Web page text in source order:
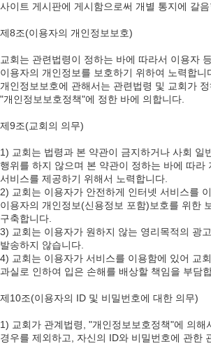
사이트 게시판에 게시함으로써 개별 통지에 갈음
제8조(이용자의 개인정보보호)
교회는 관련법령이 정하는 바에 따라서 이용자
이용자의 개인정보를 보호하기 위하여 노력합니
개인정보보호에 관해서는 관련법령 및 교회가
"개인정보보호정책"에 정한 바에 의합니다.
제9조(교회의 의무)
1) 교회는 법령과 본 약관이 금지하거나 사회 일
행위를 하지 않으며 본 약관이 정하는 바에 따라
서비스를 제공하기 위해서 노력합니다.
2) 교회는 이용자가 안전하게 인터넷 서비스를
이용자의 개인정보(신용정보 포함)보호를 위한
구축합니다.
3) 교회는 이용자가 원하지 않는 영리목적의 광
발송하지 않습니다.
4) 교회는 이용자가 서비스를 이용함에 있어 교
과실로 인하여 입은 손해를 배상할 책임을 부담
제10조(이용자의 ID 및 비밀번호에 대한 의무)
1) 교회가 관계법령, "개인정보보호정책"에 의해
경우를 제외하고, 자신의 ID와 비밀번호에 관한